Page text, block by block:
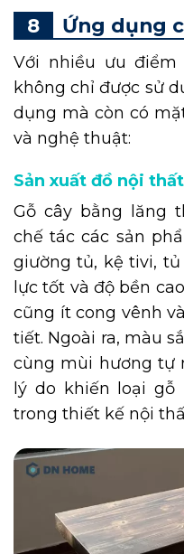
Ứng dụng
Với nhiều ưu điểm
không chỉ được sử
dụng mà còn có
và nghệ thuật:
Sản xuất đồ nội thất
Gỗ cây bằng lăng
chế tác các sản
giường tủ, kệ tivi,
lực tốt và độ bền
cũng ít cong vênh
tiết. Ngoài ra, màu
cùng mùi hương tự
lý do khiến loại gỗ
trong thiết kế nội